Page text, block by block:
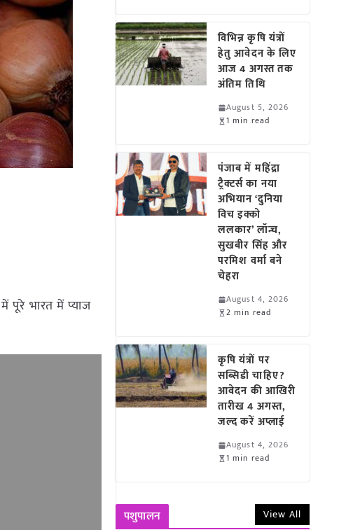
पूरे भारत में प्याज
विभिन्न कृषि यंत्रों
हेतु आवेदन के लिए
आज 4 अगस्त तक
अंतिम तिथि
August 5, 2026
1 min read
पंजाब में महिंद्रा
ट्रैक्टर्स का नया
अभियान ‘दुनिया
विच इक्को
ललकार’ लॉन्च,
सुखबीर सिंह और
परमिश वर्मा बने
चेहरा
August 4, 2026
2 min read
कृषि यंत्रों पर
सब्सिडी चाहिए?
आवेदन की आखिरी
तारीख 4 अगस्त,
जल्द करें अप्लाई
August 4, 2026
1 min read
पशुपालन View All